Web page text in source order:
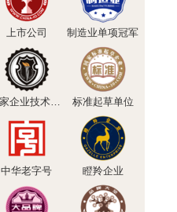
上市公司 制造业单项冠军
国家企业技术中心 标准起草单位
中华老字号 瞪羚企业